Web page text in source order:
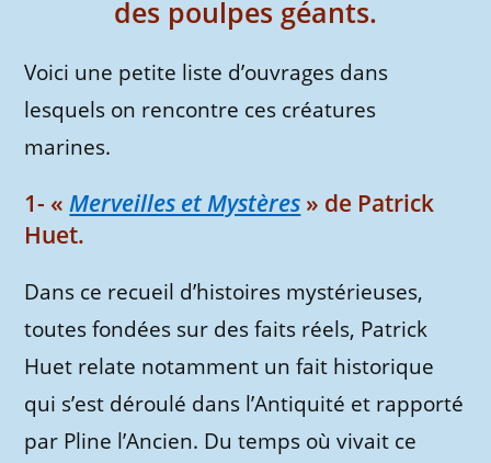
des poulpes géants.
Voici une petite liste d’ouvrages dans
lesquels on rencontre ces créatures
marines.
1- «Merveilles et Mystères » de Patrick
Huet.
Dans ce recueil d’histoires mystérieuses,
toutes fondées sur des faits réels, Patrick
Huet relate notamment un fait historique
qui s’est déroulé dans l’Antiquité et rapporté
par Pline l’Ancien. Du temps où vivait ce